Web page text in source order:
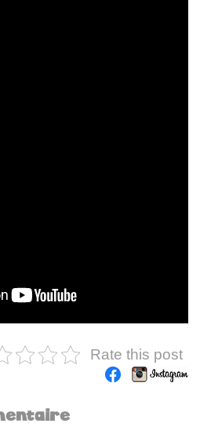
Rate this post